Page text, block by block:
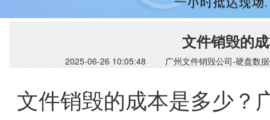
文件销毁的
2025-06-26 10:05:48 广州文件销毁公司-硬盘数
文件销毁的成本是多少？